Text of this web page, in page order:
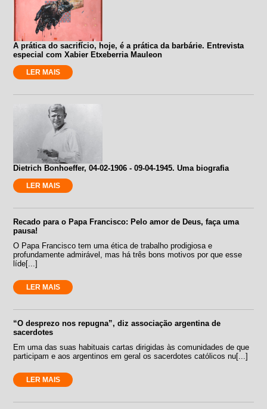
A prática do sacrifício, hoje, é a prática da barbárie. Entrevista
especial com Xabier Etxeberria Mauleon
LER MAIS
Dietrich Bonhoeffer, 04-02-1906 - 09-04-1945. Uma biografia
LER MAIS
Recado para o Papa Francisco: Pelo amor de Deus, faça uma
pausa!
O Papa Francisco tem uma ética de trabalho prodigiosa e
profundamente admirável, mas há três bons motivos por que esse
líde[...]
LER MAIS
“O desprezo nos repugna”, diz associação argentina de
sacerdotes
Em uma das suas habituais cartas dirigidas às comunidades de que
participam e aos argentinos em geral os sacerdotes católicos nu[...]
LER MAIS